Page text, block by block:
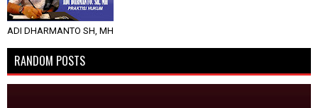
ADI DHARMANTO SH, MH
RANDOM POSTS